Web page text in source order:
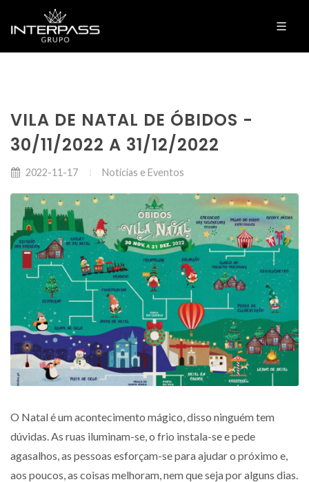
VILA DE NATAL DE ÓBIDOS -
30/11/2022 A 31/12/2022
2022-11-17 Noticias e Eventos
O Natal é um acontecimento mágico, disso ninguém tem
dúvidas. As ruas iluminam-se, o frio instala-se e pede
agasalhos, as pessoas esforçam-se para ajudar o próximo e,
aos poucos, as coisas melhoram, nem que seja por alguns dias.